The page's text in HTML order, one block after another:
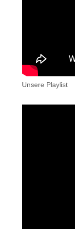
Unsere Playlist